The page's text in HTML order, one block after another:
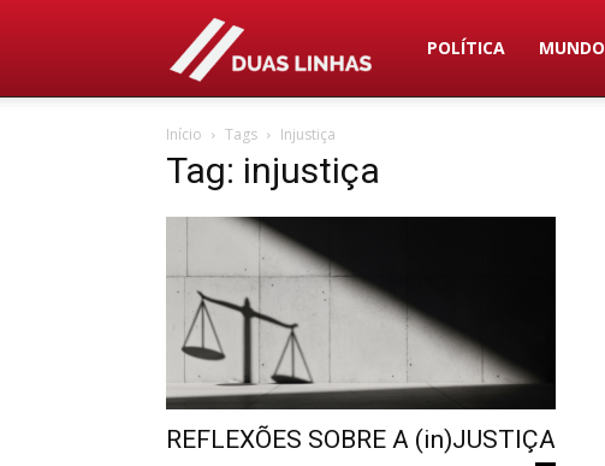
Duas
POLÍTICA MUNDO
Início Tags Injustiça
Tag: injustiça
REFLEXÕES SOBRE A (in)JUSTIÇA